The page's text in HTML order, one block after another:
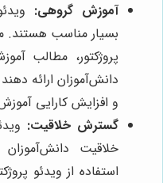
آموزش گروهی:
بسیار مناسب هستند.
پروژکتور، مطالب
دانش‌آموزان ارائه
و افزایش کارایی
گسترش خلاقیت:
خلاقیت
استفاده از ویدئو